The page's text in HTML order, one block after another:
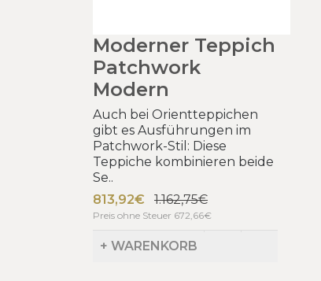
Moderner Teppich
Patchwork
Modern
Auch bei Orientteppichen
gibt es Ausführungen im
Patchwork-Stil: Diese
Teppiche kombinieren beide
Se..
813,92€
1.162,75€
Preis ohne Steuer 672,66€
+ WARENKORB